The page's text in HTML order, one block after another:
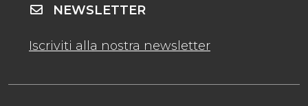
NEWSLETTER
Iscriviti alla nostra newsletter